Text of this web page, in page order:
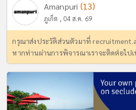
Amanpuri (13)
ภูเก็ต , 04 ส.ค. 69
กรุณาส่งประวัติส่วนตัวมาที่
หากท่านผ่านการพิจารณาเราจะติดต่อไ